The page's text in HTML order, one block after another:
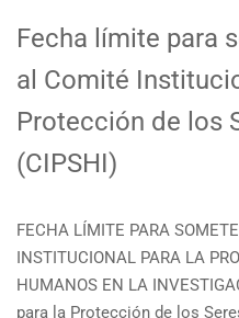
Fecha límite para
al Comité
Protección de los
(CIPSHI)
FECHA LÍMITE PARA
INSTITUCIONAL PARA LA
HUMANOS EN LA
para la Protección de los